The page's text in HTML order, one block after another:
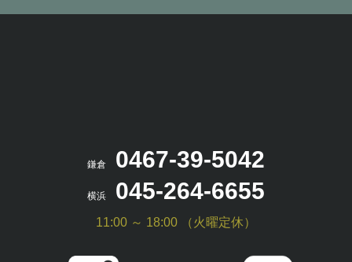
鎌倉 0467-39-5042
横浜 045-264-6655
11:00 ～ 18:00 （火曜定休）